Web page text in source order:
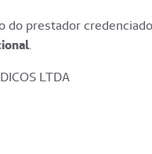
do prestador
.
LTDA